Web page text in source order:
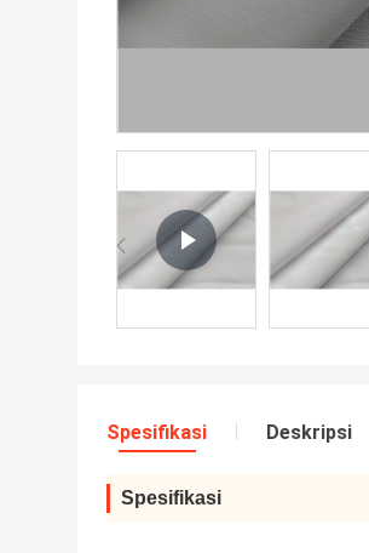
Spesifikasi Deskripsi
Spesifikasi